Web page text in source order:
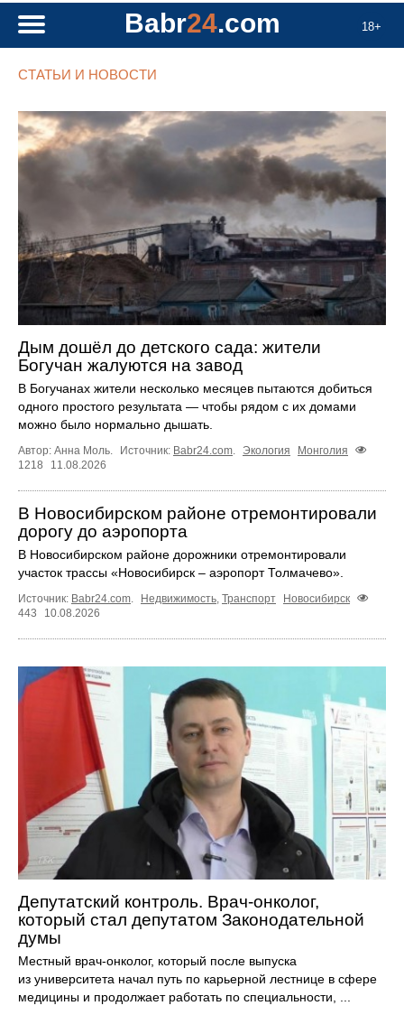
18+
Babr24.com
СТАТЬИ И НОВОСТИ
Дым дошёл до детского сада: жители
Богучан жалуются на завод
В Богучанах жители несколько месяцев пытаются добиться
одного простого результата — чтобы рядом с их домами
можно было нормально дышать.
Автор: Анна Моль. Источник: Babr24.com Экология
Монголия
1218
11.08.2026
В Новосибирском районе отремонтировали
дорогу до аэропорта
В Новосибирском районе дорожники отремонтировали
участок трассы «Новосибирск – аэропорт Толмачево».
Источник: Babr24.com. Недвижимость, Транспорт
Новосибирск
443
10.08.2026
Депутатский контроль. Врач-онколог,
который стал депутатом Законодательной
думы
Местный врач-онколог, который после выпуска
из университета начал путь по карьерной лестнице в сфере
медицины и продолжает работать по специальности, ...